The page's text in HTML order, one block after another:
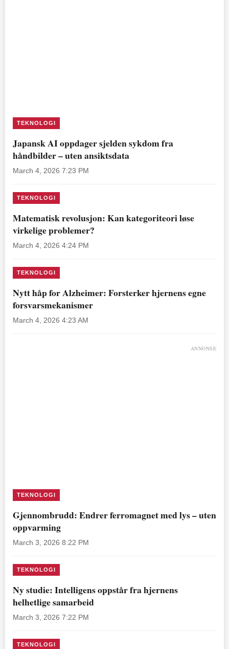
TEKNOLOGI
Japansk AI oppdager sjelden sykdom fra
håndbilder – uten ansiktsdata
March 4, 2026 7:23 PM
TEKNOLOGI
Matematisk revolusjon: Kan kategoriteori løse
virkelige problemer?
March 4, 2026 4:24 PM
TEKNOLOGI
Nytt håp for Alzheimer: Forsterker hjernens egne
forsvarsmekanismer
March 4, 2026 4:23 AM
ANNONSE
TEKNOLOGI
Gjennombrudd: Endrer ferromagnet med lys – uten
oppvarming
March 3, 2026 8:22 PM
TEKNOLOGI
Ny studie: Intelligens oppstår fra hjernens
helhetlige samarbeid
March 3, 2026 7:22 PM
TEKNOLOGI